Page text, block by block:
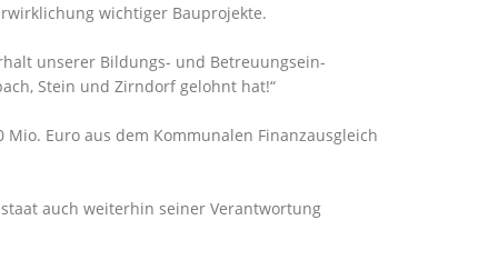
wichtiger Bauprojekte.
unserer Bildungs- und Betreuungsein-
Stein und Zirndorf gelohnt hat!“
Euro aus dem Kommunalen Finanzausgleich
auch weiterhin seiner Verantwortung